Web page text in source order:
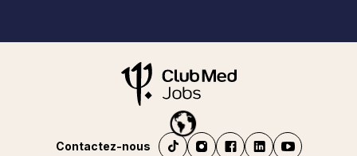
Contactez-nous